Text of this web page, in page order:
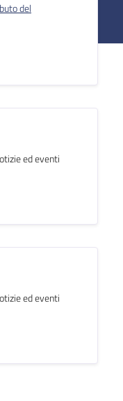
del
ed eventi
ed eventi